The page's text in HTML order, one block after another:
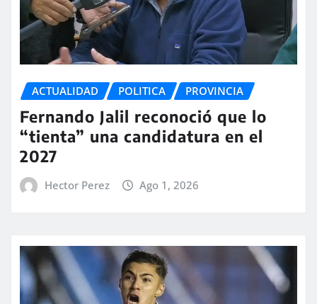
ACTUALIDAD POLITICA PROVINCIA
Fernando Jalil reconoció que lo
“tienta” una candidatura en el
2027
Hector Perez Ago 1, 2026